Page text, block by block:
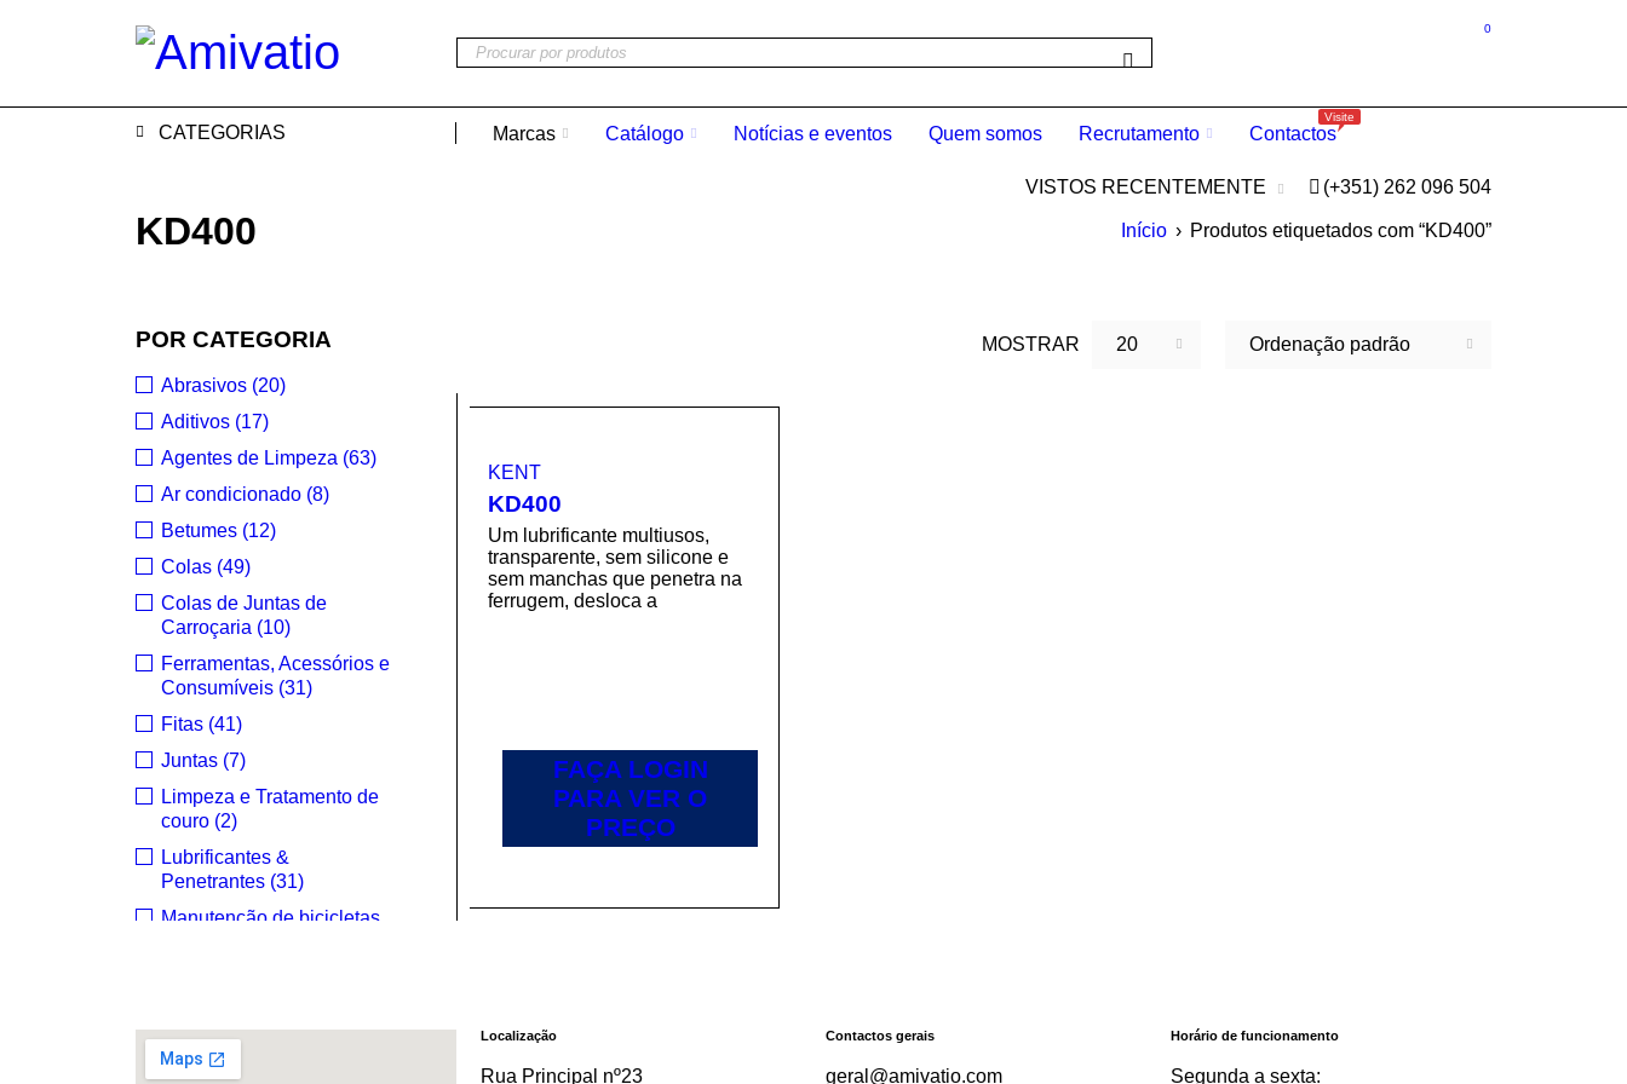
0
CATEGORIAS Marcas Catálogo Notícias e eventos Quem somos Recrutamento Contactos
Visite
(+351) 262 096 504
VISTOS RECENTEMENTE
KD400 Início › Produtos etiquetados com “KD400”
POR CATEGORIA
Abrasivos (20)
Aditivos (17)
Agentes de Limpeza (63)
Ar condicionado (8)
Betumes (12)
Colas (49)
Colas de Juntas de
Carroçaria (10)
Ferramentas, Acessórios e
Consumíveis (31)
Fitas (41)
Juntas (7)
Limpeza e Tratamento de
couro (2)
Lubrificantes &
Penetrantes (31)
Manutenção de bicicletas
Para-brisas (6)
Ordenação padrão
MOSTRAR 20
KENT
KD400
Um lubrificante multiusos,
transparente, sem silicone e
sem manchas que penetra na
ferrugem, desloca a
FAÇA LOGIN
PARA VER O
PREÇO
Localização
Rua Principal nº23
Contactos gerais
geral@amivatio.com
Horário de funcionamento
Segunda a sexta: